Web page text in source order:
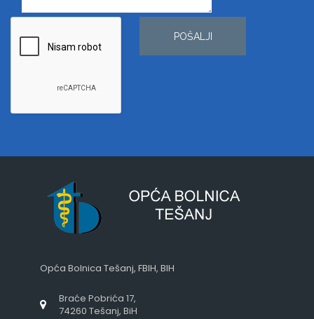
POŠALJI
Opća Bolnica Tešanj, FBIH, BIH
Braće Pobrića 17,
74260 Tešanj, BiH